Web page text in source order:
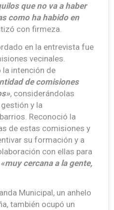
que no va a haber
como ha habido en
con firmeza.
en la entrevista fue
vecinales.
la intención de
de comisiones
, considerándolas
y la
Reconoció la
de estas comisiones y
su formación y a
con ellas para
«muy cercana a la gente,
Municipal, un anhelo
también ocupó un